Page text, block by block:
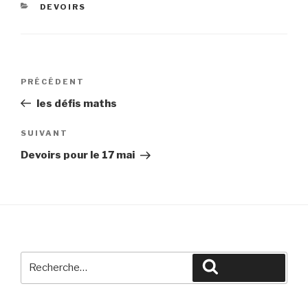
CATÉGORIES
DEVOIRS
Navigation
l’article
Article
précédent
PRÉCÉDENT
les défis maths
Article
suivant
SUIVANT
Devoirs pour le 17 mai